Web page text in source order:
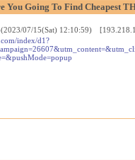
You Going To Find Cheapest
07/15(Sat) 12:10:59)
index/d1?